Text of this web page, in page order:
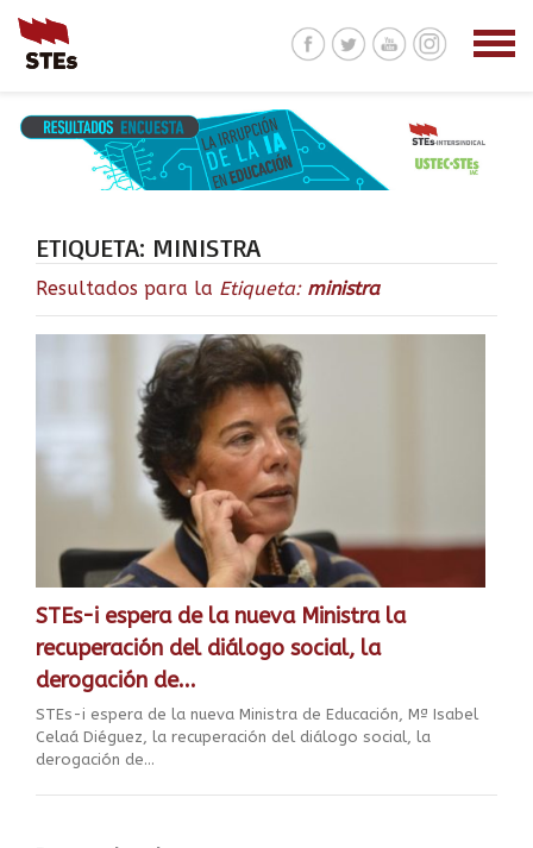
ETIQUETA: MINISTRA
Resultados para la Etiqueta: ministra
STEs-i espera de la nueva Ministra la
recuperación del diálogo social, la
derogación de...
STEs-i espera de la nueva Ministra de Educación, Mª Isabel
Celaá Diéguez, la recuperación del diálogo social, la
derogación de...